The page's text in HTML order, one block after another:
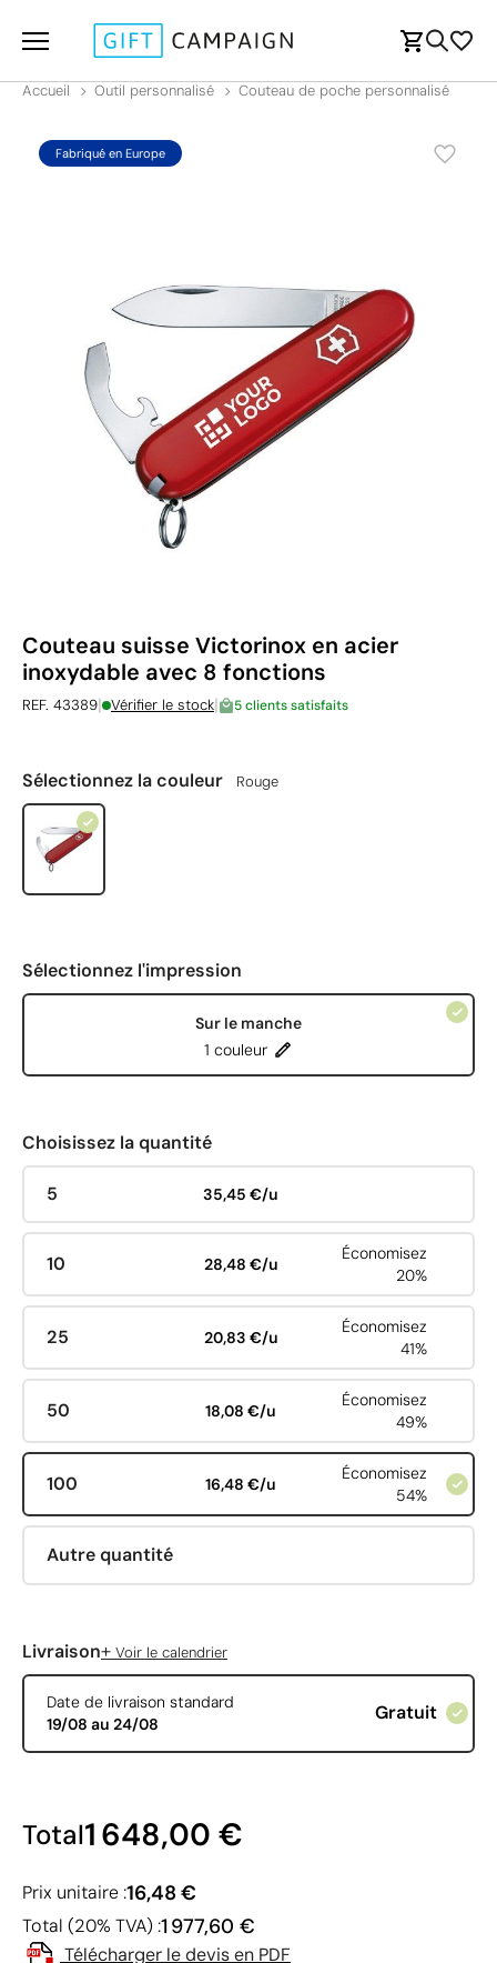
Accueil Outil personnalisé Couteau de poche personnalisé
Fabriqué en Europe
Couteau suisse Victorinox en acier
inoxydable avec 8 fonctions
REF. 43389| Vérifier le stock| 5 clients satisfaits
Sélectionnez la couleur Rouge
Sélectionnez l'impression
Sur le manche
1 couleur
Choisissez la quantité
5 35,45 €/u
10 28,48 €/u
Économisez
20%
25 20,83 €/u
Économisez
41%
50 18,08 €/u
Économisez
49%
100 16,48 €/u
Économisez
54%
Autre quantité
Livraison+ Voir le calendrier
Date de livraison standard
19/08 au 24/08
Gratuit
Total1 648,00 €
Prix unitaire :16,48 €
Total (20% TVA) :1 977,60 €
Télécharger le devis en PDF